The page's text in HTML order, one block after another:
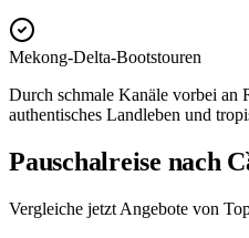
Mekong-Delta-Bootstouren
Durch schmale Kanäle vorbei an
authentisches Landleben und
Pauschalreise nach
Vergleiche jetzt Angebote von